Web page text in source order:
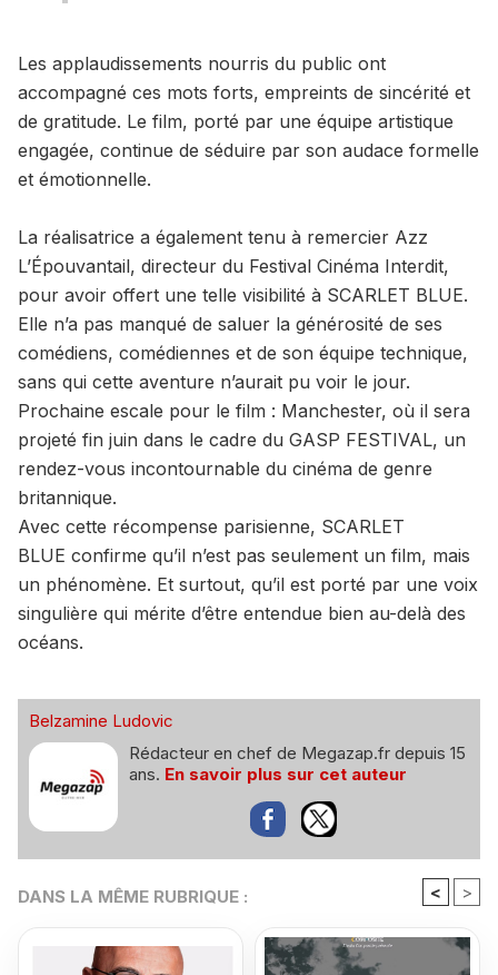
Les applaudissements nourris du public ont
accompagné ces mots forts, empreints de sincérité et
de gratitude. Le film, porté par une équipe artistique
engagée, continue de séduire par son audace formelle
et émotionnelle.
La réalisatrice a également tenu à remercier Azz
L’Épouvantail, directeur du Festival Cinéma Interdit,
pour avoir offert une telle visibilité à SCARLET BLUE.
Elle n’a pas manqué de saluer la générosité de ses
comédiens, comédiennes et de son équipe technique,
sans qui cette aventure n’aurait pu voir le jour.
Prochaine escale pour le film : Manchester, où il sera
projeté fin juin dans le cadre du GASP FESTIVAL, un
rendez-vous incontournable du cinéma de genre
britannique.
Avec cette récompense parisienne, SCARLET
BLUE confirme qu’il n’est pas seulement un film, mais
un phénomène. Et surtout, qu’il est porté par une voix
singulière qui mérite d’être entendue bien au-delà des
océans.
Belzamine Ludovic
Rédacteur en chef de Megazap.fr depuis 15
ans. En savoir plus sur cet auteur
DANS LA MÊME RUBRIQUE : < >